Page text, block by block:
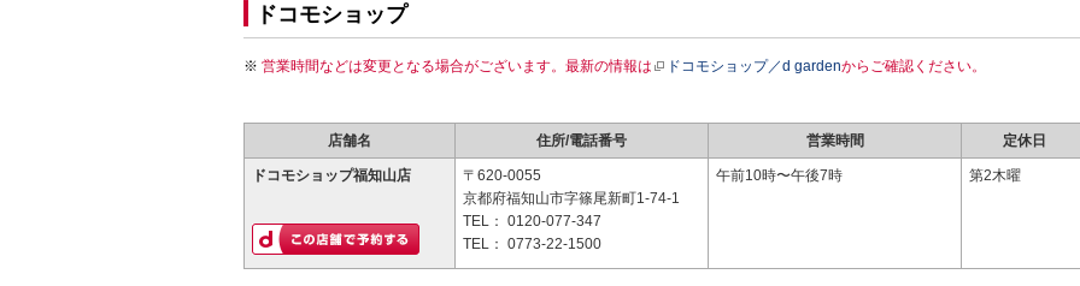
ドコモショップ
営業時間などは変更となる場合がございます。最新の情報は ドコモショップ／d gardenからご確認ください。
店舗名 住所/電話番号 営業時間 定休日
ドコモショップ福知山店
〒620-0055
京都府福知山市字篠尾新町1-74-1
TEL： 0120-077-347
TEL： 0773-22-1500
午前10時〜午後7時 第2木曜